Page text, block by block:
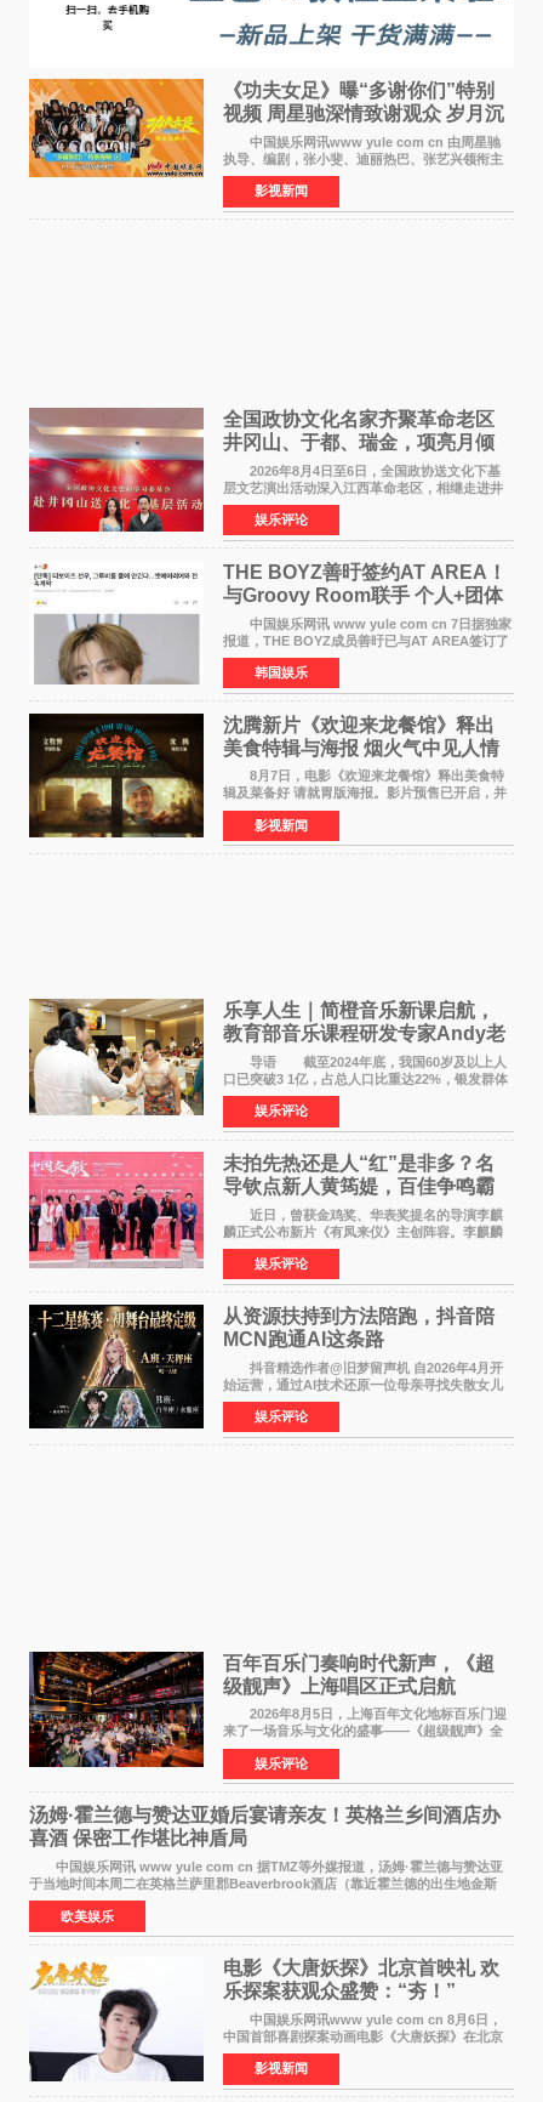
《功夫女足》曝“多谢你们”特别
视频 周星驰深情致谢观众 岁月沉
淀不灭初心
中国娱乐网讯www yule com cn 由周星驰
执导、编剧，张小斐、迪丽热巴、张艺兴领衔主
演，刘嘉玲、佐藤健特别出演，艾米、雪野、蔡
思贝、胡予安、倪好特别介绍的喜剧电影《功夫
女足》释出多谢你
影视新闻
全国政协文化名家齐聚革命老区
井冈山、于都、瑞金，项亮月倾
情献唱《桃花谣》致敬红色沃土
2026年8月4日至6日，全国政协送文化下基
层文艺演出活动深入江西革命老区，相继走进井
冈山、于都长征出发地、瑞金三地。由全国政协
文化文史和学习委员会副主任、甘肃省政协原主
席欧阳坚率团，一
娱乐评论
THE BOYZ善旴签约AT AREA！
与Groovy Room联手 个人+团体
活动并行
中国娱乐网讯 www yule com cn 7日据独家
报道，THE BOYZ成员善旴已与AT AREA签订了
专属合约。AT AREA是由知名制作人组合
Groovy Room创立的hip-hop厂牌，旗下拥有多
位实力派音乐人，在韩
韩国娱乐
沈腾新片《欢迎来龙餐馆》释出
美食特辑与海报 烟火气中见人情
温暖
8月7日，电影《欢迎来龙餐馆》释出美食特
辑及菜备好 请就胃版海报。影片预售已开启，并
将于8月8日至10日14:00-21:00举行全国超前点
映。电影《欢迎来龙餐馆》作为战争美食喜剧大
片，讲述了中国
影视新闻
乐享人生｜简橙音乐新课启航，
教育部音乐课程研发专家Andy老
师重磅入驻领航银龄琴声
导语 截至2024年底，我国60岁及以上人
口已突破3 1亿，占总人口比重达22%，银发群体
的精神文化需求日益凸显。2024年1月，国务院办
公厅印发《关于发展银发经济增进老年人福祉的
意见》——这是
娱乐评论
未拍先热还是人“红”是非多？名
导钦点新人黄筠媞，百佳争鸣霸
气回应
近日，曾获金鸡奖、华表奖提名的导演李麒
麟正式公布新片《有凤来仪》主创阵容。李麒麟
早年凭电影《华容道》获得金鸡奖、华表奖提
名，此后长期参与国内外电影制作，其担任制片
人参与的作品亦曾
娱乐评论
从资源扶持到方法陪跑，抖音陪
MCN跑通AI这条路
抖音精选作者@旧梦留声机 自2026年4月开
始运营，通过AI技术还原一位母亲寻找失散女儿
的故事，凭借强情感表达获得大量用户关注，发
布仅21小时便获得超1亿曝光、超1000万互动。
此后，账号持续沿
娱乐评论
百年百乐门奏响时代新声，《超
级靓声》上海唱区正式启航
2026年8月5日，上海百年文化地标百乐门迎
来了一场音乐与文化的盛事——《超级靓声》全
国励志音乐公益节目上海唱区新闻发布会暨启动
仪式在此隆重举行。各界领导、嘉宾与媒体朋友
齐聚一堂，共同
娱乐评论
汤姆·霍兰德与赞达亚婚后宴请亲友！英格兰乡间酒店办
喜酒 保密工作堪比神盾局
中国娱乐网讯 www yule com cn 据TMZ等外媒报道，汤姆·霍兰德与赞达亚
于当地时间本周二在英格兰萨里郡Beaverbrook酒店（靠近霍兰德的出生地金斯
顿）举办婚宴，邀请家人与朋友们喝喜酒，庆祝
欧美娱乐
电影《大唐妖探》北京首映礼 欢
乐探案获观众盛赞：“夯！”
中国娱乐网讯www yule com cn 8月6日，
中国首部喜剧探案动画电影《大唐妖探》在北京
举办电影首映礼。导演程腾、联合导演黄珉、总
制片人曹紫建、制片人李莹莹，配音导演张喆，
对白指导程寅，领
影视新闻